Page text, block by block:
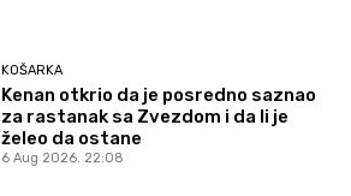
KOŠARKA
Kenan otkrio da je posredno saznao
za rastanak sa Zvezdom i da li je
želeo da ostane
6 Aug 2026. 22:08